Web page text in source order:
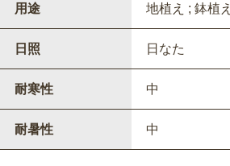
用途 地植え ; 鉢植
日照 日なた
耐寒性 中
耐暑性 中